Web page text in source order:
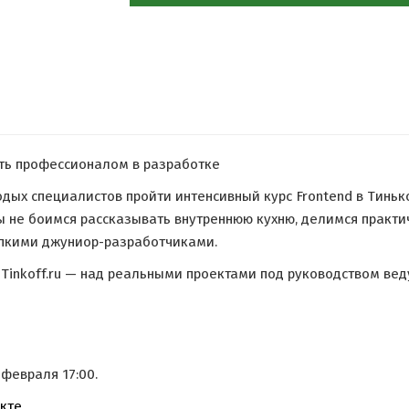
профессионалом в разработке
специалистов пройти интенсивный курс Frontend в
боимся рассказывать внутреннюю кухню, делимся
джуниор-разработчиками.
— над реальными проектами под руководством
17:00.